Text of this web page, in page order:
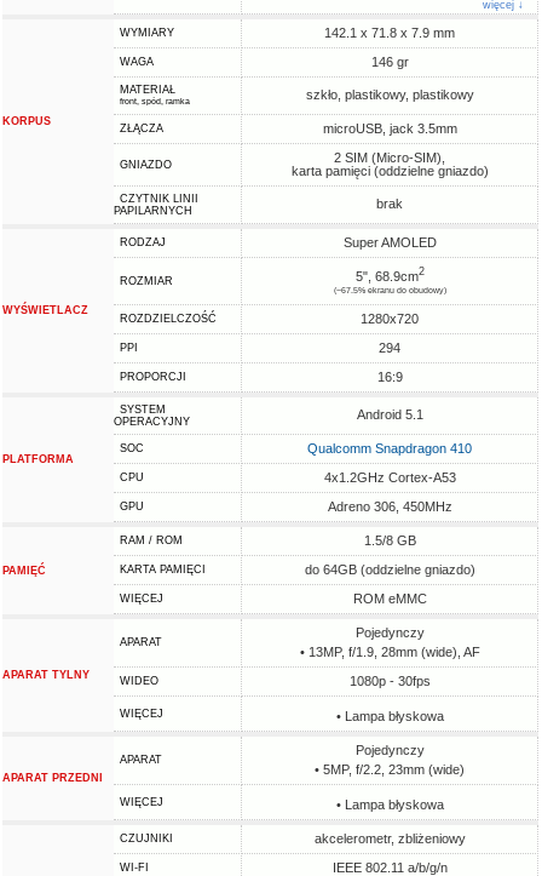
więcej ↓
KORPUS
WYMIARY 142.1 x 71.8 x 7.9 mm
WAGA 146 gr
MATERIAŁ
front, spód, ramka szkło, plastikowy, plastikowy
ZŁĄCZA microUSB, jack 3.5mm
GNIAZDO
2 SIM (Micro-SIM),
karta pamięci (oddzielne gniazdo)
CZYTNIK LINII
PAPILARNYCH
brak
WYŚWIETLACZ
RODZAJ Super AMOLED
ROZMIAR 5", 68.9cm2
(~67.5% ekranu do obudowy)
ROZDZIELCZOŚĆ 1280x720
PPI 294
PROPORCJI 16:9
PLATFORMA
SYSTEM
OPERACYJNY
Android 5.1
SOC Qualcomm Snapdragon 410
CPU 4x1.2GHz Cortex-A53
GPU Adreno 306, 450MHz
PAMIĘĆ
RAM / ROM 1.5/8 GB
KARTA PAMIĘCI do 64GB (oddzielne gniazdo)
WIĘCEJ ROM eMMC
APARAT TYLNY
APARAT
Pojedynczy
• 13MP, f/1.9, 28mm (wide), AF
WIDEO 1080p - 30fps
WIĘCEJ • Lampa błyskowa
APARAT PRZEDNI
APARAT
Pojedynczy
• 5MP, f/2.2, 23mm (wide)
WIĘCEJ • Lampa błyskowa
CZUJNIKI akcelerometr, zbliżeniowy
WI-FI IEEE 802.11 a/b/g/n